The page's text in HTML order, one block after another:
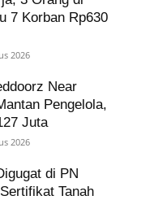
7 Korban Rp630
2026
Near
Pengelola,
Juta
2026
di PN
Tanah